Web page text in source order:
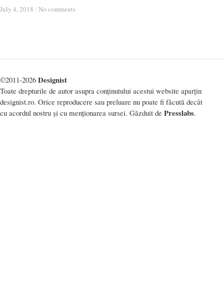
July 4, 2018 / No comments
July 4, 2018 / No comments
©2011-2026 Designist
Toate drepturile de autor asupra conținutului acestui website aparțin
designist.ro. Orice reproducere sau preluare nu poate fi făcută decât
cu acordul nostru și cu menționarea sursei. Găzduit de Presslabs.